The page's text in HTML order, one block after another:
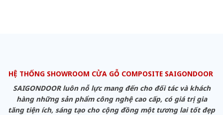
HỆ THỐNG SHOWROOM CỬA GỖ COMPOSITE SAIGONDOOR
SAIGONDOOR luôn nỗ lực mang đến cho đối tác và khách
hàng những sản phẩm công nghệ cao cấp, có giá trị gia
tăng tiện ích, sáng tạo cho cộng đồng một tương lai tốt đẹp